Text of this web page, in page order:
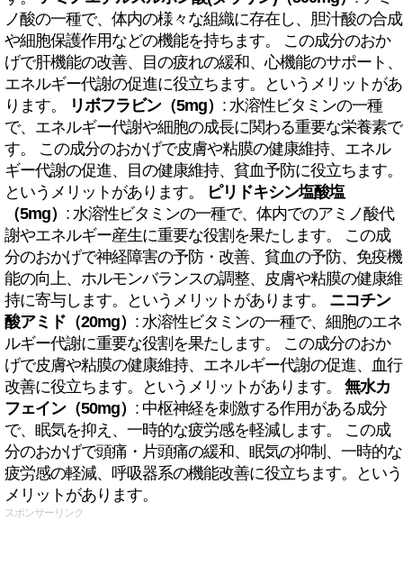
ノ酸の一種で、体内の様々な組織に存在し、胆汁酸の合成
や細胞保護作用などの機能を持ちます。 この成分のおか
げで肝機能の改善、目の疲れの緩和、心機能のサポート、
エネルギー代謝の促進に役立ちます。というメリットがあ
ります。
リボフラビン（5mg） : 水溶性ビタミンの一種
で、エネルギー代謝や細胞の成長に関わる重要な栄養素で
す。 この成分のおかげで皮膚や粘膜の健康維持、エネル
ギー代謝の促進、目の健康維持、貧血予防に役立ちます。
というメリットがあります。
ピリドキシン塩酸塩
（5mg） : 水溶性ビタミンの一種で、体内でのアミノ酸代
謝やエネルギー産生に重要な役割を果たします。 この成
分のおかげで神経障害の予防・改善、貧血の予防、免疫機
能の向上、ホルモンバランスの調整、皮膚や粘膜の健康維
持に寄与します。というメリットがあります。 ニコチン
酸アミド（20mg） : 水溶性ビタミンの一種で、細胞のエネ
ルギー代謝に重要な役割を果たします。 この成分のおか
げで皮膚や粘膜の健康維持、エネルギー代謝の促進、血行
改善に役立ちます。というメリットがあります。 無水カ
フェイン（50mg） : 中枢神経を刺激する作用がある成分
で、眠気を抑え、一時的な疲労感を軽減します。 この成
分のおかげで頭痛・片頭痛の緩和、眠気の抑制、一時的な
疲労感の軽減、呼吸器系の機能改善に役立ちます。という
メリットがあります。
スポンサーリンク